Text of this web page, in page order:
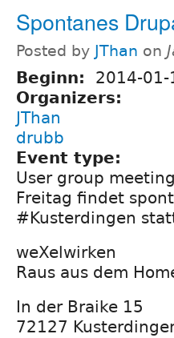
Spontanes
Posted by JThan on
Beginn: 2014-01-
Organizers:
JThan
drubb
Event type:
User group meeting
Freitag findet
#Kusterdingen
weXelwirken
Raus aus dem
In der Braike 15
72127